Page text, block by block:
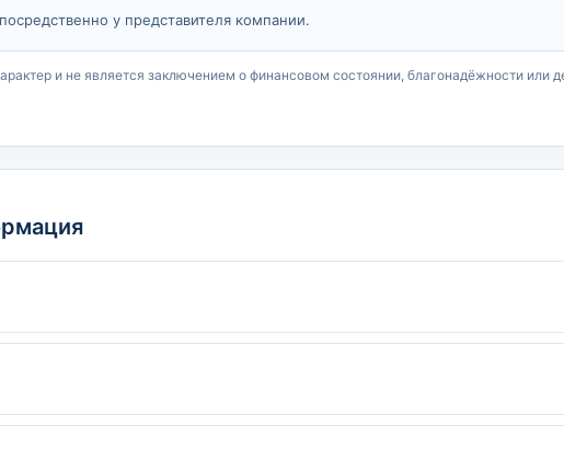
у представителя компании.
и не является заключением о финансовом состоянии, благонадёжности или